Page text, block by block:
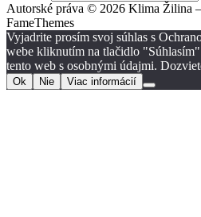
Autorské práva © 2026 Klima Žilina –
FameThemes
Vyjadrite prosím svoj súhlas s
webe kliknutím na tlačidlo
tento web s osobnými údajmi.
Ok Nie Viac informácií